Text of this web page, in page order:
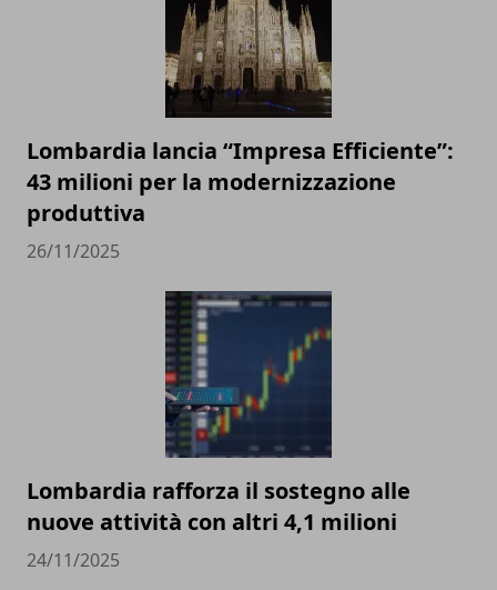
Lombardia lancia “Impresa Efficiente”:
43 milioni per la modernizzazione
produttiva
26/11/2025
Lombardia rafforza il sostegno alle
nuove attività con altri 4,1 milioni
24/11/2025